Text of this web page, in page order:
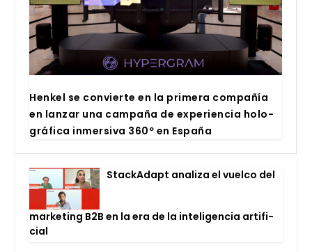
Hen­kel se con­vier­te en la pri­me­ra com­pa­ñía
en lan­zar una cam­pa­ña de expe­rien­cia holo­
grá­fi­ca inmer­si­va 360º en Espa­ña
Stac­kA­dapt ana­li­za el vuel­co del
mar­ke­ting B2B en la era de la inte­li­gen­cia arti­fi­
cial